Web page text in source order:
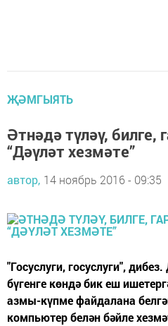
ҖӘМГЫЯТЬ
Әтнәдә түләү, билге,
“Дәүләт хезмәте”
автор, 14 ноябрь 2016 - 09:35
"Госуслуги, госуслуги",
бүгенге көндә бик еш
азмы-күпме файдалана
компьютер белән бәйле